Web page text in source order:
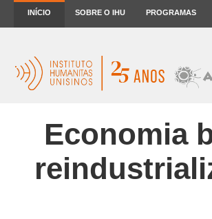
INÍCIO SOBRE O IHU PROGRAMAS
Economia